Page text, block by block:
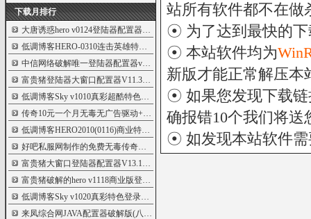
下载月排行
大唐诱惑hero v0124登陆器配置器内挂版
5995
低调博客HERO-0310连击英雄特色登陆器
5982
中信网络破解唯一登陆器配置器v4.0版
富贵猪登陆器大窗口配置器V11.3版 5965
低调博客Sky v1010真彩超酷特色界面登录器
5960
传奇10元一个月无毒无广告驱动+内存+云端
5944
低调博客HERO2010(0116)商业特色登陆器
5941
好吧私服网制作的免费无毒传奇登录器
5935
富贵猪大窗口登陆器配置器V13.1版
富贵猪破解的hero v1118商业版登陆器配置器
低调博客Sky v1020真彩特色登录器商业版
来凤综合网JAVA配置器破解版(八种界面)
站所有软件都不在做
☉ 为了达到最快的
☉ 本站软件均为
新版才能正常解压本
☉ 如果您发现下载链
确报错10个我们将送
☉ 如发现本站软件